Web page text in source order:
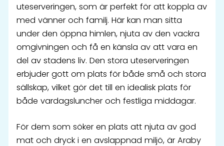
uteserveringen, som är perfekt för att koppla av
med vänner och familj. Här kan man sitta
under den öppna himlen, njuta av den vackra
omgivningen och få en känsla av att vara en
del av stadens liv. Den stora uteserveringen
erbjuder gott om plats för både små och stora
sällskap, vilket gör det till en idealisk plats för
både vardagsluncher och festliga middagar.
För dem som söker en plats att njuta av god
mat och dryck i en avslappnad miljö, är Araby